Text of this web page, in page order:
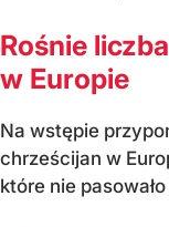
Rośnie
w Europie
Na wstępie
chrześcijan w
które nie